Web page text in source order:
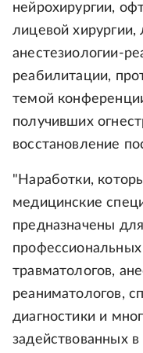
нейрохирургии,
лицевой хирургии,
анестезиологии-
реабилитации,
темой
получивших
восстановление
"Наработки,
медицинские
предназначены
профессиональных
травматологов,
реаниматологов,
диагностики и
задействованных